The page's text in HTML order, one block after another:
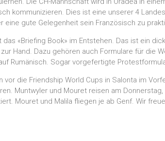
kommunizieren. Dies ist eine unserer 4
eine gute Gelegenheit sein Französisch zu
das «Briefing Book» im Entstehen. Das ist ein
Hand. Dazu gehören auch Formulare für die
Rumänisch. Sogar vorgefertigte
vor die Friendship World Cups in Salonta im
Muntwyler und Mouret reisen am
Mouret und Malila fliegen je ab Genf. Wir